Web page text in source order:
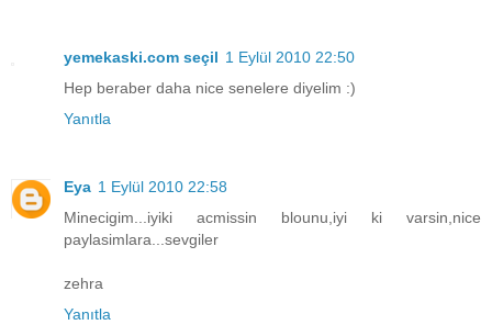
yemekaski.com seçil 1 Eylül 2010 22:50
Hep beraber daha nice senelere diyelim :)
Yanıtla
Eya 1 Eylül 2010 22:58
Minecigim...iyiki acmissin blounu,iyi ki varsin,nice
paylasimlara...sevgiler
zehra
Yanıtla